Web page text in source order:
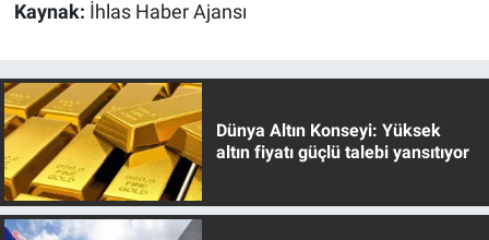
Kaynak: İhlas Haber Ajansı
Dünya Altın Konseyi: Yüksek
altın fiyatı güçlü talebi yansıtıyor